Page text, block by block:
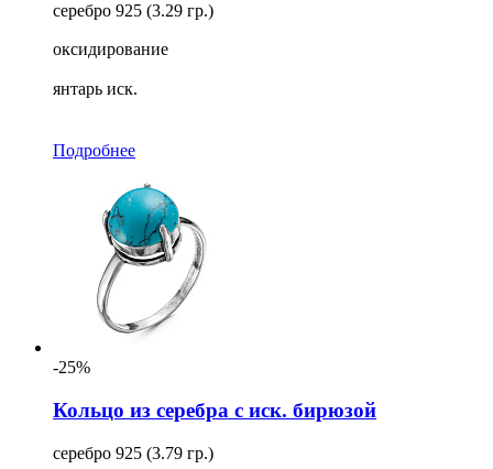
серебро 925 (3.29 гр.)
оксидирование
янтарь иск.
Подробнее
-25%
Кольцо из серебра с иск. бирюзой
серебро 925 (3.79 гр.)